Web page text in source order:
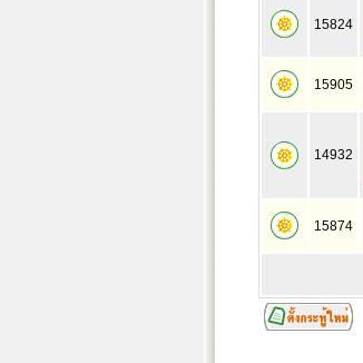
15824
15905
14932
15874